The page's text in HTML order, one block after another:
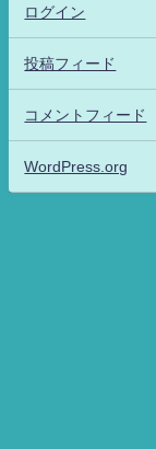
ログイン
投稿フィード
コメントフィード
WordPress.org